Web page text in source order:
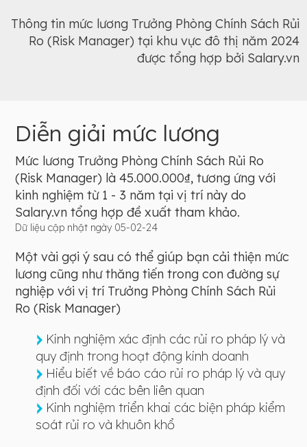
Thông tin mức lương Trưởng Phòng Chính Sách Rủi
Ro (Risk Manager) tại khu vực đô thị năm 2024
được tổng hợp bởi Salary.vn
Diễn giải mức lương
Mức lương Trưởng Phòng Chính Sách Rủi Ro
(Risk Manager) là 45.000.000₫, tương ứng với
kinh nghiệm từ 1 - 3 năm tại vị trí này do
Salary.vn tổng hợp đề xuất tham khảo.
Dữ liệu cập nhật ngày 05-02-24
Một vài gợi ý sau có thể giúp bạn cải thiện mức
lương cũng như thăng tiến trong con đường sự
nghiệp với vị trí Trưởng Phòng Chính Sách Rủi
Ro (Risk Manager)
Kinh nghiệm xác định các rủi ro pháp lý và
quy định trong hoạt động kinh doanh
Hiểu biết về báo cáo rủi ro pháp lý và quy
định đối với các bên liên quan
Kinh nghiệm triển khai các biện pháp kiểm
soát rủi ro và khuôn khổ